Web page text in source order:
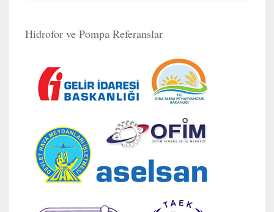
Hidrofor ve Pompa Referanslar